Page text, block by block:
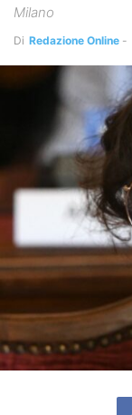
Milano
Di Redazione Online -